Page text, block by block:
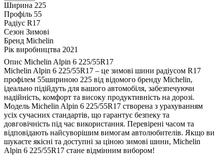
Ширина 225
Профіль 55
Радіус R17
Сезон Зимові
Бренд Michelin
Рік виробництва 2021
Опис Michelin Alpin 6 225/55R17
Michelin Alpin 6 225/55R17 – це зимові шини радіусом R17
профілем 55шириною 225 від відомого бренду Michelin,
ідеально підійдуть для вашого автомобіля, забезпечуючи
надійність, комфорт та високу продуктивність на дорозі.
Модель Michelin Alpin 6 225/55R17 створена з урахуванням
усіх сучасних стандартів, що гарантує безпеку та
довговічність під час використання. Перевірені часом та
відповідають найсуворішим вимогам автолюбителів. Якщо ви
шукаєте якісні та доступні за ціною зимові шини, Michelin
Alpin 6 225/55R17 стане відмінним вибором!